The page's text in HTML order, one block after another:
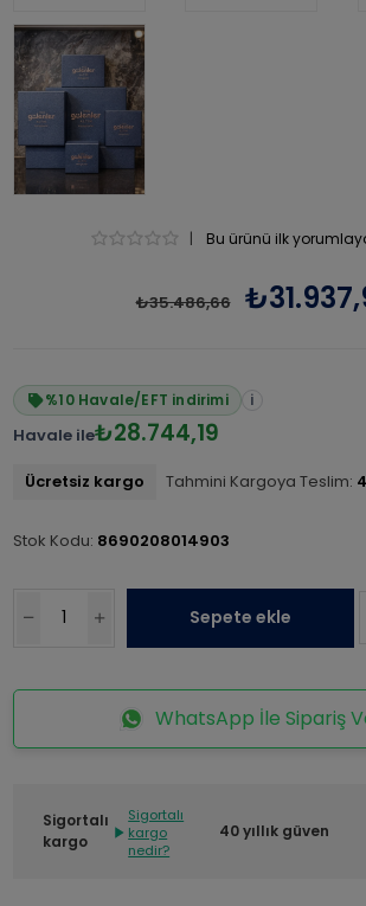
| Bu ürünü ilk
₺35.486,66
%10 Havale/EFT indirimi i
Havale ile₺28.744,19
Ücretsiz kargo Tahmini Kargoya Teslim:
Stok Kodu: 8690208014903
Sepete ekle
WhatsApp İle Sipariş
Sigortalı
kargo
Sigortalı
kargo
nedir?
40 yıllık güven